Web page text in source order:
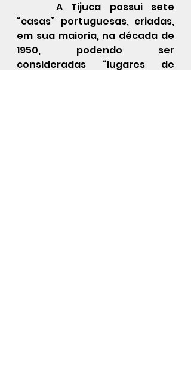
“casas” portuguesas, criadas,
em sua maioria, na década de
1950, podendo ser
consideradas “lugares de